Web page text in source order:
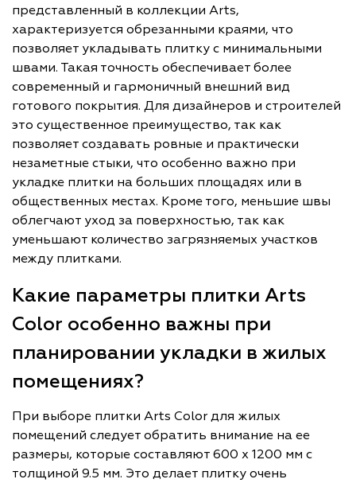
представленный в коллекции Arts,
характеризуется обрезанными краями, что
позволяет укладывать плитку с минимальными
швами. Такая точность обеспечивает более
современный и гармоничный внешний вид
готового покрытия. Для дизайнеров и строителей
это существенное преимущество, так как
позволяет создавать ровные и практически
незаметные стыки, что особенно важно при
укладке плитки на больших площадях или в
общественных местах. Кроме того, меньшие швы
облегчают уход за поверхностью, так как
уменьшают количество загрязняемых участков
между плитками.
Какие параметры плитки Arts
Color особенно важны при
планировании укладки в жилых
помещениях?
При выборе плитки Arts Color для жилых
помещений следует обратить внимание на ее
размеры, которые составляют 600 x 1200 мм с
толщиной 9.5 мм. Это делает плитку очень